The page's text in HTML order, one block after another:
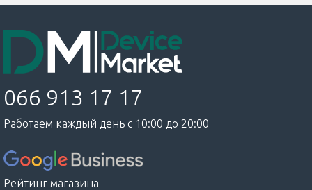
066 913 17 17
Работаем каждый день с 10:00 до 20:00
Рейтинг магазина